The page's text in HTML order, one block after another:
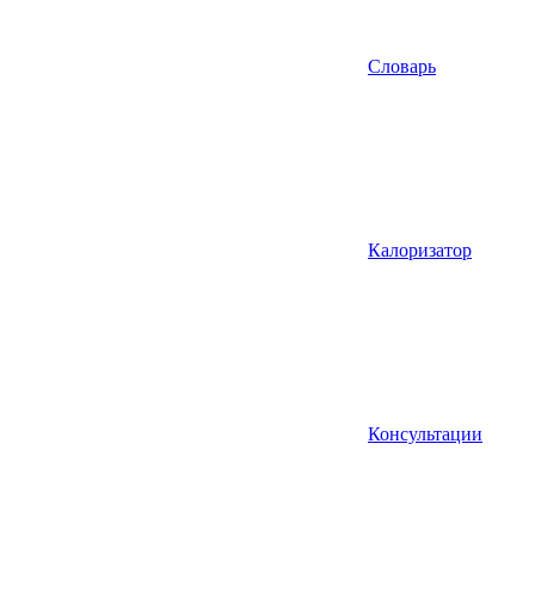
Словарь
Калоризатор
Консультации